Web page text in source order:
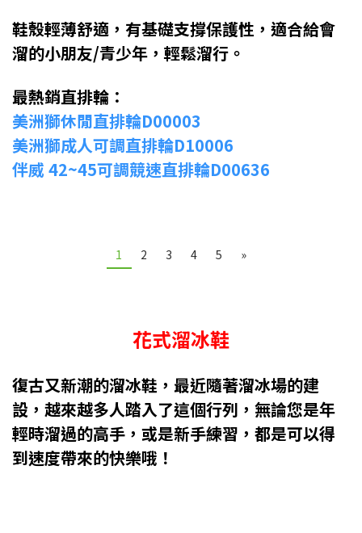
鞋殼輕薄舒適，有基礎支撐保護性，適合給會
溜的小朋友/青少年，輕鬆溜行。
最熱銷直排輪：
美洲獅休閒直排輪D00003
美洲獅成人可調直排輪D10006
伴威 42~45可調競速直排輪D00636
1 2 3 4 5 »
花式溜冰鞋
復古又新潮的溜冰鞋，最近隨著溜冰場的建
設，越來越多人踏入了這個行列，無論您是年
輕時溜過的高手，或是新手練習，都是可以得
到速度帶來的快樂哦！